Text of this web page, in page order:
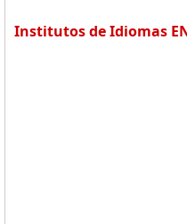
Institutos de Idiomas